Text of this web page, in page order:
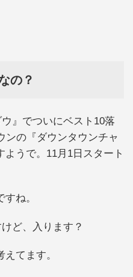
の？
』でついにベスト10落
ンの『ダウンタウンチャ
うで。11月1日スタート
ね。
ど、入ります？
てます。